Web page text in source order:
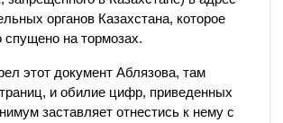
органов Казахстана, которое
на тормозах.
этот документ Аблязова, там
и обилие цифр, приведенных
заставляет отнестись к нему с